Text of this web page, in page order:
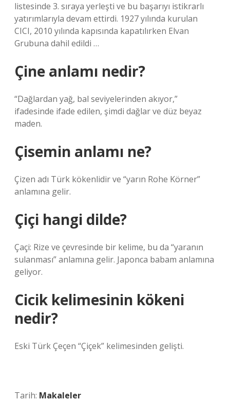
listesinde 3. sıraya yerleşti ve bu başarıyı istikrarlı
yatırımlarıyla devam ettirdi. 1927 yılında kurulan
CICI, 2010 yılında kapısında kapatılırken Elvan
Grubuna dahil edildi …
Çine anlamı nedir?
“Dağlardan yağ, bal seviyelerinden akıyor,”
ifadesinde ifade edilen, şimdi dağlar ve düz beyaz
maden.
Çisemin anlamı ne?
Çizen adı Türk kökenlidir ve “yarın Rohe Körner”
anlamına gelir.
Çiçi hangi dilde?
Çaçi: Rize ve çevresinde bir kelime, bu da “yaranın
sulanması” anlamına gelir. Japonca babam anlamına
geliyor.
Cicik kelimesinin kökeni
nedir?
Eski Türk Çeçen “Çiçek” kelimesinden gelişti.
Tarih: Makaleler